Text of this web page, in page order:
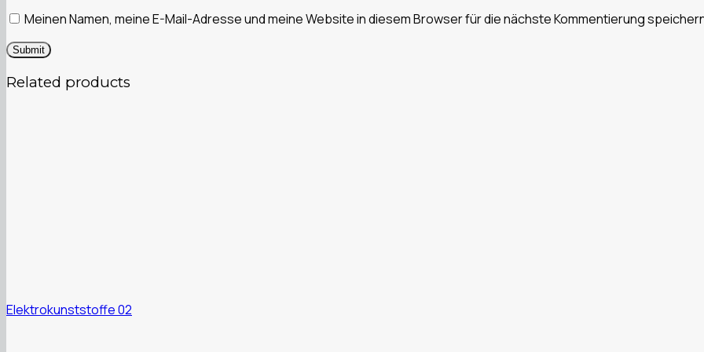
Meinen Namen, meine E-Mail-Adresse und meine Website in diesem Browser für die nächste Kommentierung
Related products
Elektrokunststoffe 02